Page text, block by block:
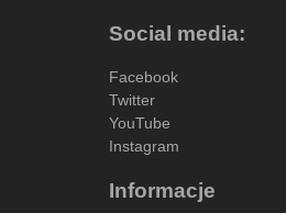
Social media:
Facebook
Twitter
YouTube
Instagram
Informacje